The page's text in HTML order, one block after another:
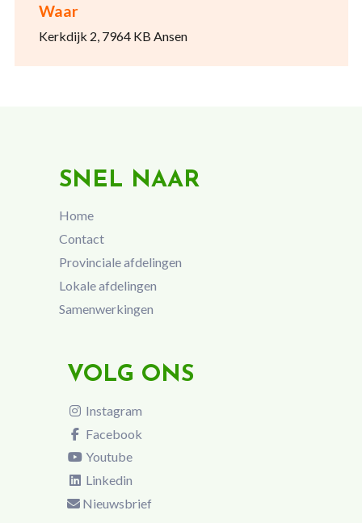
Waar
Kerkdijk 2, 7964 KB Ansen
SNEL NAAR
Home
Contact
Provinciale afdelingen
Lokale afdelingen
Samenwerkingen
VOLG ONS
Instagram
Facebook
Youtube
Linkedin
Nieuwsbrief